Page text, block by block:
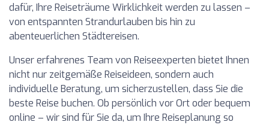
dafür, Ihre Reiseträume Wirklichkeit werden zu lassen –
von entspannten Strandurlauben bis hin zu
abenteuerlichen Städtereisen.
Unser erfahrenes Team von Reiseexperten bietet Ihnen
nicht nur zeitgemäße Reiseideen, sondern auch
individuelle Beratung, um sicherzustellen, dass Sie die
beste Reise buchen. Ob persönlich vor Ort oder bequem
online – wir sind für Sie da, um Ihre Reiseplanung so